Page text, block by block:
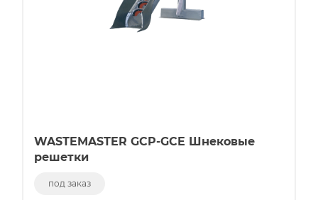
WASTEMASTER GCP-GCE Шнековые
решетки
под заказ